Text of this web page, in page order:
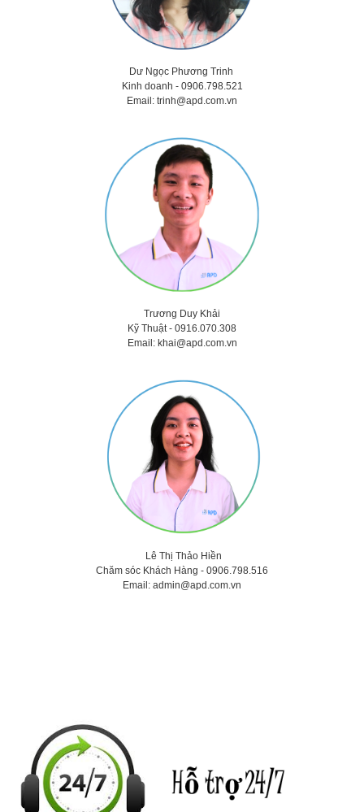
Dư Ngọc Phương Trinh
Kinh doanh - 0906.798.521
Email: trinh@apd.com.vn
Trương Duy Khải
Kỹ Thuật - 0916.070.308
Email: khai@apd.com.vn
Lê Thị Thảo Hiền
Chăm sóc Khách Hàng - 0906.798.516
Email: admin@apd.com.vn